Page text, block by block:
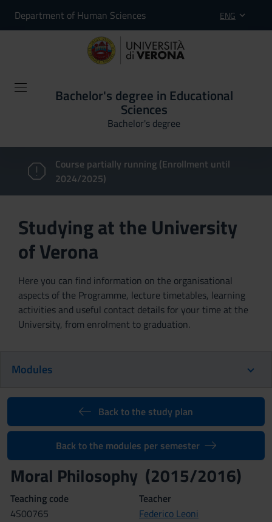
Department of Human Sciences ENG
Bachelor's degree in Educational
Sciences
Bachelor's degree
Course partially running (Enrollment until
2024/2025)
Studying at the University
of Verona
Here you can find information on the organisational
aspects of the Programme, lecture timetables, learning
activities and useful contact details for your time at the
University, from enrolment to graduation.
Modules
Back to the study plan
Back to the modules per semester
Moral Philosophy (2015/2016)
Teaching code
4S00765
Teacher
Federico Leoni